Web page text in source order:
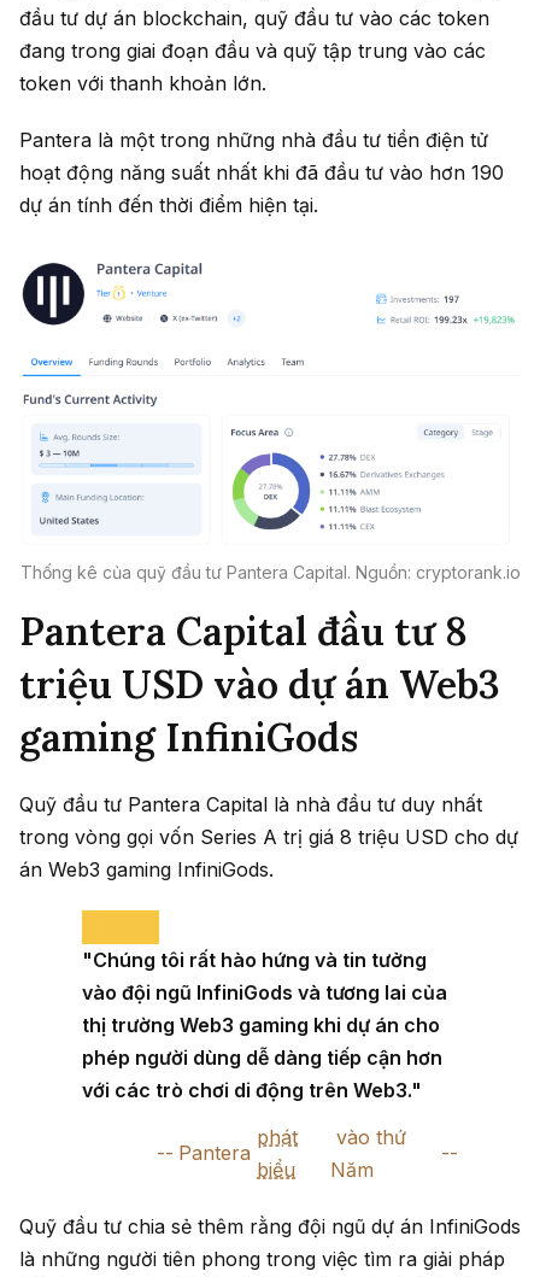
đầu tư dự án blockchain, quỹ đầu tư vào các token
đang trong giai đoạn đầu và quỹ tập trung vào các
token với thanh khoản lớn.
Pantera là một trong những nhà đầu tư tiền điện tử
hoạt động năng suất nhất khi đã đầu tư vào hơn 190
dự án tính đến thời điểm hiện tại.
Thống kê của quỹ đầu tư Pantera Capital. Nguồn: cryptorank.io
Pantera Capital đầu tư 8
triệu USD vào dự án Web3
gaming InfiniGods
Quỹ đầu tư Pantera Capital là nhà đầu tư duy nhất
trong vòng gọi vốn Series A trị giá 8 triệu USD cho dự
án Web3 gaming InfiniGods.
"Chúng tôi rất hào hứng và tin tưởng
vào đội ngũ InfiniGods và tương lai của
thị trường Web3 gaming khi dự án cho
phép người dùng dễ dàng tiếp cận hơn
với các trò chơi di động trên Web3."
Pantera
phát
biểu
vào thứ
Năm
Quỹ đầu tư chia sẻ thêm rằng đội ngũ dự án InfiniGods
là những người tiên phong trong việc tìm ra giải pháp